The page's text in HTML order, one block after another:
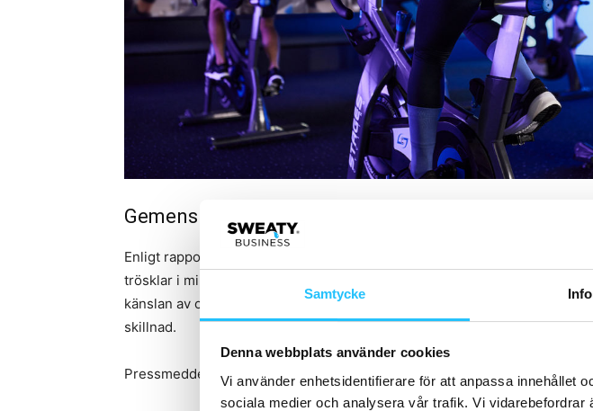
Samtycke
Denna webbplats använder cookies
Vi använder enhetsidentifierare för att anpassa innehållet
sociala medier och analysera vår trafik. Vi
Gemenskap och trygghet driver träningsval
Enligt rapporten spelar
trösklar i miljöer som upplevs som osäkra.
känslan av obehag eller osäkerhet i gymmiljöer – som ett hinder där
skillnad.
Pressmeddelandet lyfter också att: